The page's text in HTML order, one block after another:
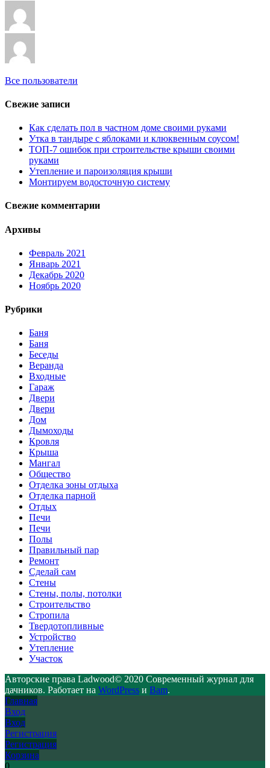
Все пользователи
Свежие записи
Как сделать пол в частном доме своими руками
Утка в тандыре с яблоками и клюквенным соусом!
ТОП-7 ошибок при строительстве крыши своими
руками
Утепление и пароизоляция крыши
Монтируем водосточную систему
Свежие комментарии
Архивы
Февраль 2021
Январь 2021
Декабрь 2020
Ноябрь 2020
Рубрики
Баня
Баня
Беседы
Веранда
Входные
Гараж
Двери
Двери
Дом
Дымоходы
Кровля
Крыша
Мангал
Общество
Отделка зоны отдыха
Отделка парной
Отдых
Печи
Печи
Полы
Правильный пар
Ремонт
Сделай сам
Стены
Стены, полы, потолки
Строительство
Стропила
Твердотопливные
Устройство
Утепление
Участок
Авторские права Ladwood© 2020 Современный журнал для
дачников. Работает на WordPress и Bam.
Главная
Вход
Вход
Регистрация
Регистрация
Корзина